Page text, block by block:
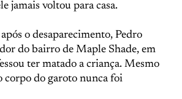
jamais voltou para casa.
o desaparecimento, Pedro
do bairro de Maple Shade, em
ter matado a criança. Mesmo
corpo do garoto nunca foi